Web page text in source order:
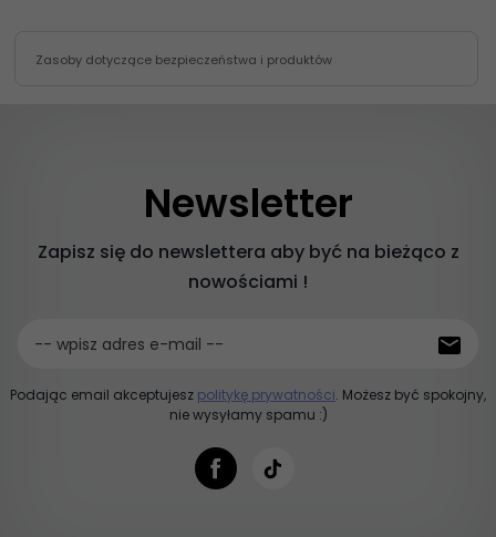
Zasoby dotyczące bezpieczeństwa i produktów
Newsletter
Zapisz się do newslettera aby być na bieżąco z
nowościami !
-- wpisz adres e-mail --
Podając email akceptujesz politykę prywatności. Możesz być spokojny,
nie wysyłamy spamu :)